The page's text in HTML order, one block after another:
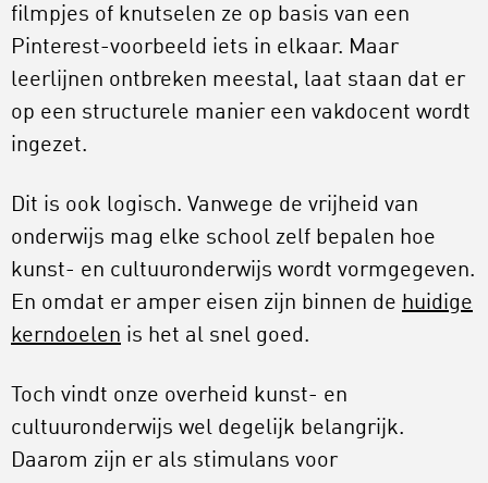
filmpjes of knutselen ze op basis van een
Pinterest-voorbeeld iets in elkaar. Maar
leerlijnen ontbreken meestal, laat staan dat er
op een structurele manier een vakdocent wordt
ingezet.
Dit is ook logisch. Vanwege de vrijheid van
onderwijs mag elke school zelf bepalen hoe
kunst- en cultuuronderwijs wordt vormgegeven.
En omdat er amper eisen zijn binnen de huidige
kerndoelen is het al snel goed.
Toch vindt onze overheid kunst- en
cultuuronderwijs wel degelijk belangrijk.
Daarom zijn er als stimulans voor